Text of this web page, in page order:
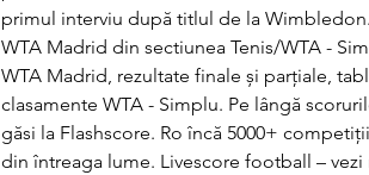
primul interviu după titlul de la
WTA Madrid din sectiunea Tenis/WTA -
WTA Madrid, rezultate finale și parțiale,
clasamente WTA - Simplu. Pe lângă
găsi la Flashscore. Ro încă 5000+
din întreaga lume. Livescore football –